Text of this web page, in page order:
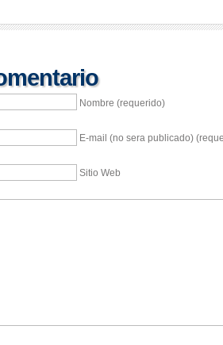
Nombre (requerido)
E-mail (no sera publicado)
Sitio Web